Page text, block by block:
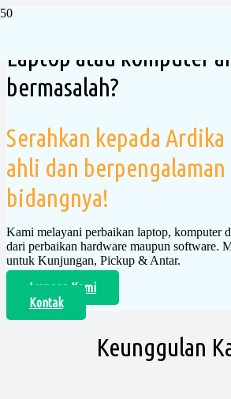
Laptop atau komputer
bermasalah?
Serahkan kepada
ahli dan berpengalaman
bidangnya!
Kami melayani perbaikan laptop, komputer
dari perbaikan hardware maupun software.
untuk Kunjungan, Pickup & Antar.
Layanan Kami
Kontak
Keunggulan